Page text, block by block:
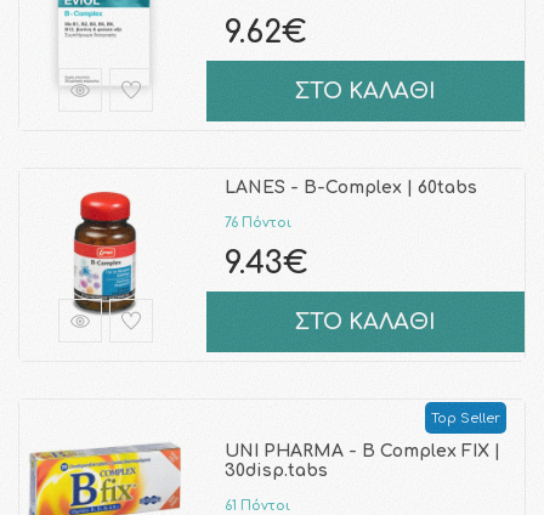
9.62€
ΣΤΟ ΚΑΛΑΘΙ
LANES - Β-Complex | 60tabs
76 Πόντοι
9.43€
ΣΤΟ ΚΑΛΑΘΙ
Top Seller
UNI PHARMA - B Complex FIX |
30disp.tabs
61 Πόντοι